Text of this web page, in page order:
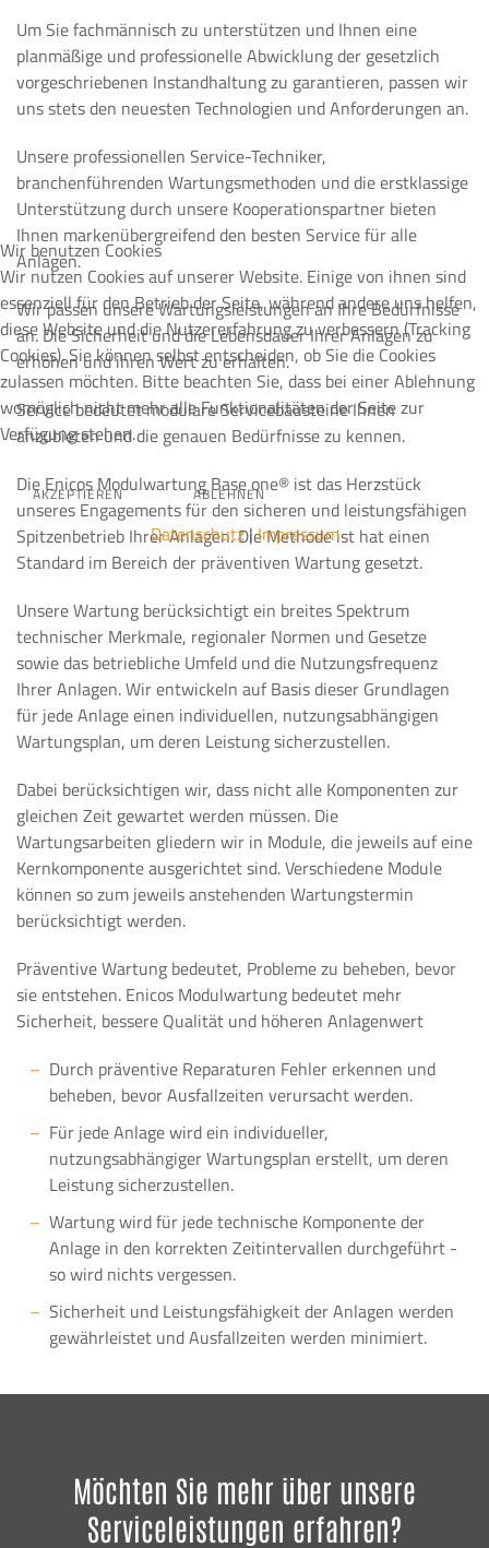
Um Sie fachmännisch zu unterstützen und Ihnen eine
planmäßige und professionelle Abwicklung der gesetzlich
vorgeschriebenen Instandhaltung zu garantieren, passen wir
uns stets den neuesten Technologien und Anforderungen an.
Unsere professionellen Service-Techniker,
branchenführenden Wartungsmethoden und die erstklassige
Unterstützung durch unsere Kooperationspartner bieten
Ihnen markenübergreifend den besten Service für alle
Anlagen.
Wir passen unsere Wartungsleistungen an Ihre Bedürfnisse
an. Die Sicherheit und die Lebensdauer Ihrer Anlagen zu
erhöhen und ihren Wert zu erhalten.
Service bedeutet modulare Servicebausteine Ihnen
anzubieten und die genauen Bedürfnisse zu kennen.
Die Enicos Modulwartung Base one® ist das Herzstück
unseres Engagements für den sicheren und leistungsfähigen
Spitzenbetrieb Ihrer Anlagen. Die Methode ist hat einen
Standard im Bereich der präventiven Wartung gesetzt.
Unsere Wartung berücksichtigt ein breites Spektrum
technischer Merkmale, regionaler Normen und Gesetze
sowie das betriebliche Umfeld und die Nutzungsfrequenz
Ihrer Anlagen. Wir entwickeln auf Basis dieser Grundlagen
für jede Anlage einen individuellen, nutzungsabhängigen
Wartungsplan, um deren Leistung sicherzustellen.
Dabei berücksichtigen wir, dass nicht alle Komponenten zur
gleichen Zeit gewartet werden müssen. Die
Wartungsarbeiten gliedern wir in Module, die jeweils auf eine
Kernkomponente ausgerichtet sind. Verschiedene Module
können so zum jeweils anstehenden Wartungstermin
berücksichtigt werden.
Präventive Wartung bedeutet, Probleme zu beheben, bevor
sie entstehen. Enicos Modulwartung bedeutet mehr
Sicherheit, bessere Qualität und höheren Anlagenwert
Durch präventive Reparaturen Fehler erkennen und
beheben, bevor Ausfallzeiten verursacht werden.
Für jede Anlage wird ein individueller,
nutzungsabhängiger Wartungsplan erstellt, um deren
Leistung sicherzustellen.
Wartung wird für jede technische Komponente der
Anlage in den korrekten Zeitintervallen durchgeführt -
so wird nichts vergessen.
Sicherheit und Leistungsfähigkeit der Anlagen werden
gewährleistet und Ausfallzeiten werden minimiert.
Möchten Sie mehr über unsere
Serviceleistungen erfahren?
Wir benutzen Cookies
Wir nutzen Cookies auf unserer Website. Einige von ihnen sind
essenziell für den Betrieb der Seite, während andere uns helfen,
diese Website und die Nutzererfahrung zu verbessern (Tracking
Cookies). Sie können selbst entscheiden, ob Sie die Cookies
zulassen möchten. Bitte beachten Sie, dass bei einer Ablehnung
womöglich nicht mehr alle Funktionalitäten der Seite zur
Verfügung stehen.
AKZEPTIEREN ABLEHNEN
Datenschutz|Impressum